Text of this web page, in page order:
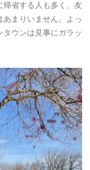
省する人も多く、友
あまりいません。よっ
ウンは見事にガラッ